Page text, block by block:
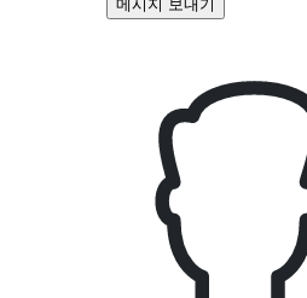
메시지 보내기